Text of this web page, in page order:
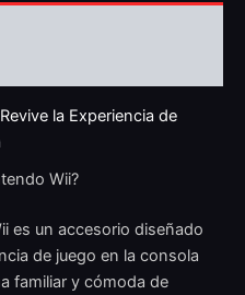
la Experiencia de
Wii?
es un accesorio diseñado
de juego en la consola
familiar y cómoda de